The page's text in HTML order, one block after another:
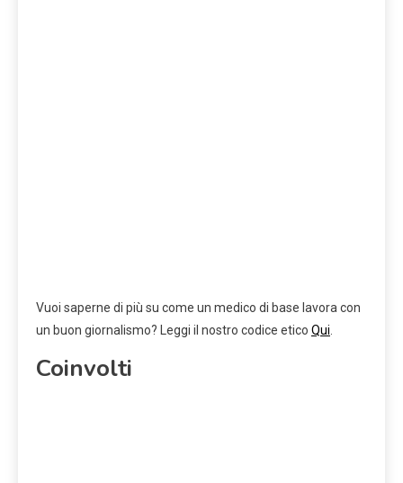
Vuoi saperne di più su come un medico di base lavora con
un buon giornalismo? Leggi il nostro codice etico Qui
Coinvolti